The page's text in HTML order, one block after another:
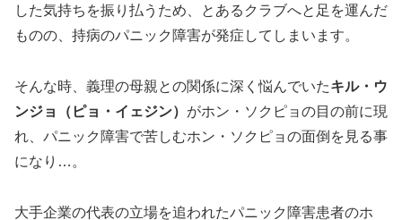
した気持ちを振り払うため、とあるクラブへと足を運んだ
ものの、持病のパニック障害が発症してしまいます。
そんな時、義理の母親との関係に深く悩んでいたキル・ウ
ンジョ（ピョ・イェジン） がホン・ソクピョの目の前に現
れ、パニック障害で苦しむホン・ソクピョの面倒を見る事
になり…。
大手企業の代表の立場を追われたパニック障害患者のホ